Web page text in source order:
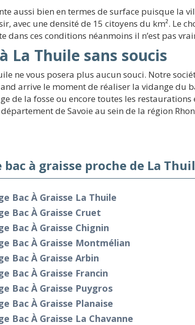
aussi bien en termes de surface puisque la
avec une densité de 15 citoyens du km². Le
dans ces conditions néanmoins il n’est pas
La Thuile sans soucis
ne vous posera plus aucun souci. Notre
arrive le moment de réaliser la vidange du
de la fosse ou encore toutes les
de Savoie au sein de la région
bac à graisse proche de La
Bac À Graisse La Thuile
Bac À Graisse Cruet
Bac À Graisse Chignin
Bac À Graisse Montmélian
Bac À Graisse Arbin
Bac À Graisse Francin
Bac À Graisse Puygros
Bac À Graisse Planaise
Bac À Graisse La Chavanne